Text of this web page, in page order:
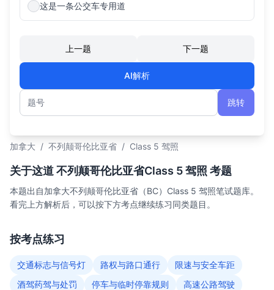
这是一条公交车专用道
上一题 下一题
AI解析
题号
跳转
加拿大 / 不列颠哥伦比亚省 / Class 5 驾照
关于这道 不列颠哥伦比亚省Class 5 驾照 考题
本题出自加拿大不列颠哥伦比亚省（BC）Class 5 驾照笔试题库。
看完上方解析后，可以按下方考点继续练习同类题目。
按考点练习
交通标志与信号灯 路权与路口通行
限速与安全车距
酒驾药驾与处罚
停车与临时停靠规则
高速公路驾驶